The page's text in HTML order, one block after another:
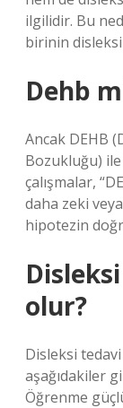
ilgilidir. Bu
birinin disleksi
Dehb
Ancak DEHB
Bozukluğu)
çalışmalar,
daha zeki
hipotezin
olur?
Disleksi
aşağıdakiler
Öğrenme